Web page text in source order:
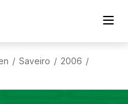
/ Saveiro / 2006 /